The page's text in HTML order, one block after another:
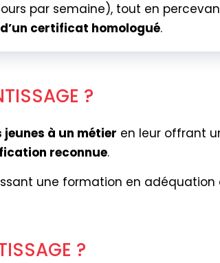
par semaine), tout en
certificat homologué.
?
jeunes à un métier en leur offrant
reconnue.
une formation en adéquation
?